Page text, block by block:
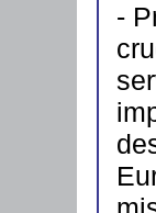
-